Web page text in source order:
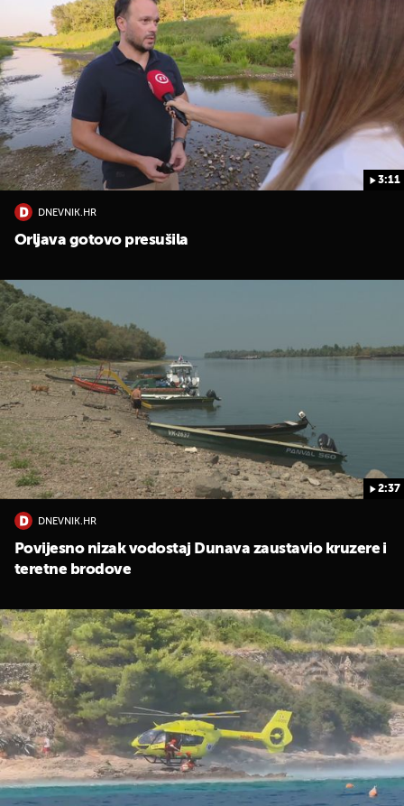
3:11
DNEVNIK.HR
Orljava gotovo presušila
2:37
DNEVNIK.HR
Povijesno nizak vodostaj Dunava zaustavio kruzere i
teretne brodove